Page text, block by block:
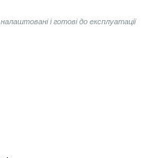
і готові до експлуатації